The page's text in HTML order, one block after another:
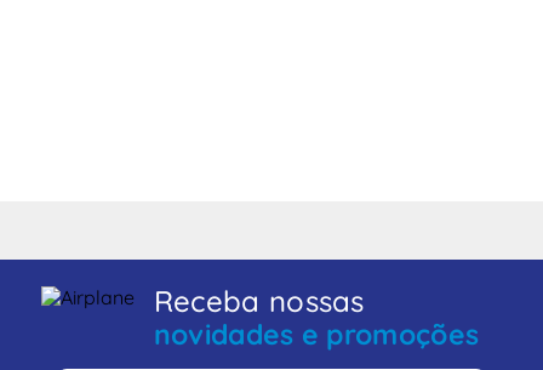
Receba nossas
novidades e promoções